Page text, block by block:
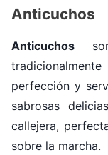
Anticuchos
Anticuchos
perfección y
sabrosas
callejera,
sobre la marcha.